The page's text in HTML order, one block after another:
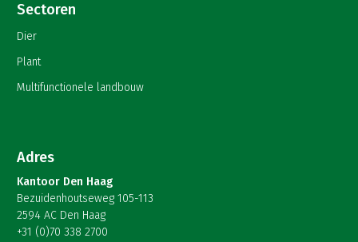
Sectoren
Dier
Plant
Multifunctionele landbouw
Adres
Kantoor Den Haag
Bezuidenhoutseweg 105-113
2594 AC Den Haag
+31 (0)70 338 2700